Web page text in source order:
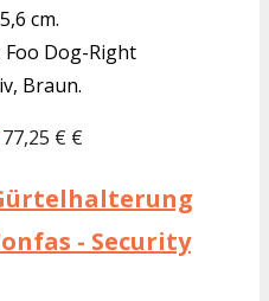
cm.
Dog-Right
Braun.
€ €
- Security